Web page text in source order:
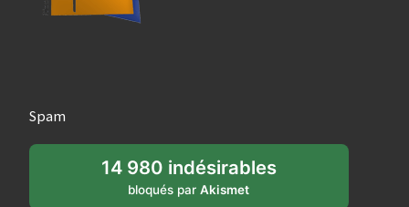
Spam
14 980 indésirables
bloqués parAkismet